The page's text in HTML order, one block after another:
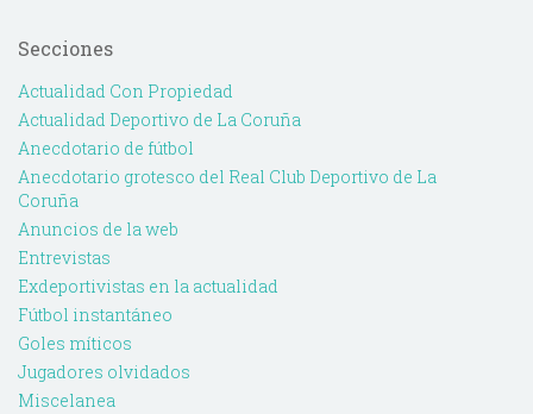
Secciones
Actualidad Con Propiedad
Actualidad Deportivo de La Coruña
Anecdotario de fútbol
Anecdotario grotesco del Real Club Deportivo de La
Coruña
Anuncios de la web
Entrevistas
Exdeportivistas en la actualidad
Fútbol instantáneo
Goles míticos
Jugadores olvidados
Miscelanea